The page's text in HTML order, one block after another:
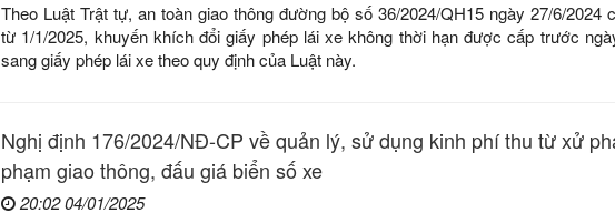
Theo Luật Trật tự, an toàn giao thông đường bộ số 36/2024/QH15 ngày 27/6/2024
từ 1/1/2025, khuyến khích đổi giấy phép lái xe không thời hạn được cấp trước
sang giấy phép lái xe theo quy định của Luật này.
Nghị định 176/2024/NĐ-CP về quản lý, sử dụng kinh phí thu từ xử
phạm giao thông, đấu giá biển số xe
20:02 04/01/2025